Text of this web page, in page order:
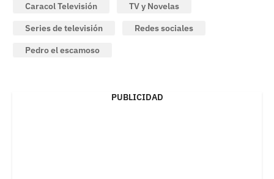
Caracol Televisión
TV y Novelas
Series de televisión
Redes sociales
Pedro el escamoso
PUBLICIDAD